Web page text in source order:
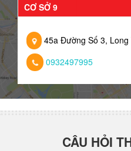
CƠ SỞ 9
45a Đường Số 3,
0932497995
CÂU HỎI